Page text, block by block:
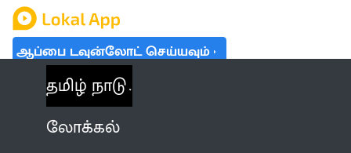
ஆப்பை டவுன்லோட் செய்யவும்
தமிழ் நாடு
லோக்கல்